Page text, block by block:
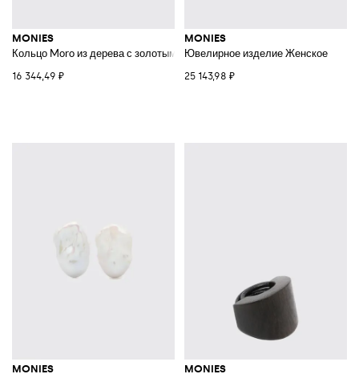
MONIES
Кольцо Moro из дерева с золотым хромированием и кожи
16 344,49 ₽
MONIES
Ювелирное изделие Женское
25 143,98 ₽
MONIES MONIES